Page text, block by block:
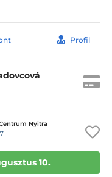
Profil
Nyitra
10.